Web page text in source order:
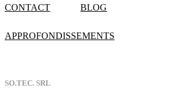
CONTACT BLOG
APPROFONDISSEMENTS
SO.TEC. SRL